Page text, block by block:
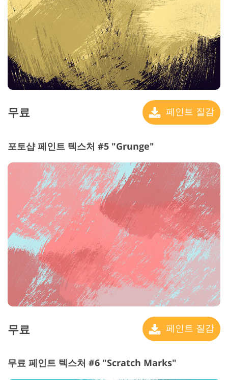
무료 페인트 질감
포토샵 페인트 텍스처 #5 "Grunge"
무료 페인트 질감
무료 페인트 텍스처 #6 "Scratch Marks"